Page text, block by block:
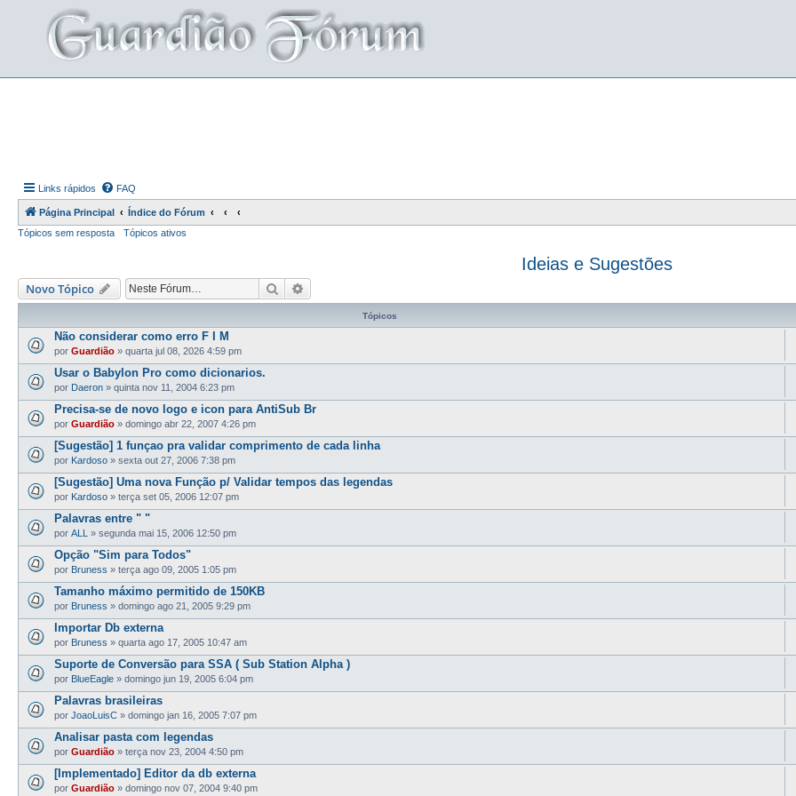
Links rápidos FAQ
Página Principal
Índice do Fórum
Tópicos sem resposta
Tópicos ativos
Ideias e Sugestões
Novo Tópico Pesquisar
Tópicos
Não considerar como erro F I M
por Guardião » quarta jul 08, 2026 4:59 pm
Usar o Babylon Pro como dicionarios.
por Daeron » quinta nov 11, 2004 6:23 pm
Precisa-se de novo logo e icon para AntiSub Br
por Guardião » domingo abr 22, 2007 4:26 pm
[Sugestão] 1 funçao pra validar comprimento de cada linha
por Kardoso » sexta out 27, 2006 7:38 pm
[Sugestão] Uma nova Função p/ Validar tempos das legendas
por Kardoso » terça set 05, 2006 12:07 pm
Palavras entre " "
por ALL » segunda mai 15, 2006 12:50 pm
Opção "Sim para Todos"
por Bruness » terça ago 09, 2005 1:05 pm
Tamanho máximo permitido de 150KB
por Bruness » domingo ago 21, 2005 9:29 pm
Importar Db externa
por Bruness » quarta ago 17, 2005 10:47 am
Suporte de Conversão para SSA ( Sub Station Alpha )
por BlueEagle » domingo jun 19, 2005 6:04 pm
Palavras brasileiras
por JoaoLuisC » domingo jan 16, 2005 7:07 pm
Analisar pasta com legendas
por Guardião » terça nov 23, 2004 4:50 pm
[Implementado] Editor da db externa
por Guardião » domingo nov 07, 2004 9:40 pm